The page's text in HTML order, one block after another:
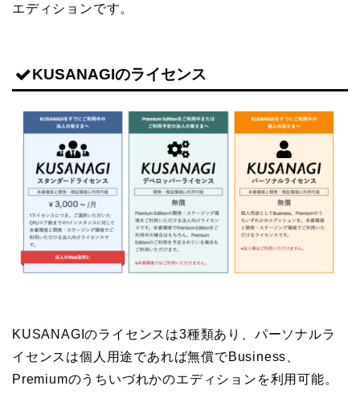
エディションです。
KUSANAGIのライセンス
KUSANAGIのライセンスは3種類あり、 パーソナルラ
イセンスは個人用途であれば無償でBusiness、
Premiumのうちいづれかのエディションを利用可能。